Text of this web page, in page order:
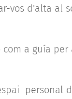
vos d'alta al
a guía per
personal